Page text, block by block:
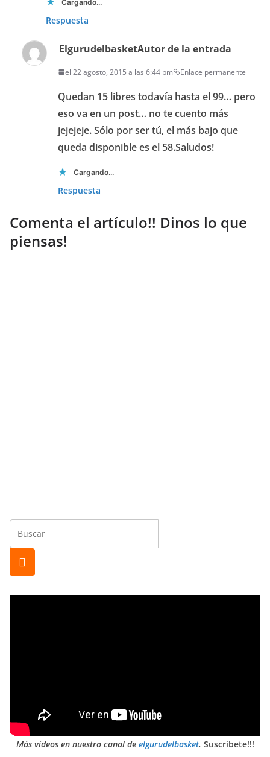
Cargando...
Respuesta
ElgurudelbasketAutor de la entrada
el 22 agosto, 2015 a las 6:44 pm Enlace permanente
Quedan 15 libres todavía hasta el 99… pero
eso va en un post… no te cuento más
jejejeje. Sólo por ser tú, el más bajo que
queda disponible es el 58.Saludos!
Cargando...
Respuesta
Comenta el artículo!! Dinos lo que
piensas!
Más vídeos en nuestro canal de elgurudelbasket. Suscríbete!!!